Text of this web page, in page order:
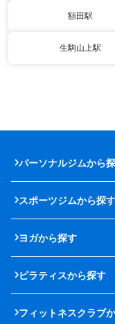
額田駅
生駒山上駅
パーソナルジムから
スポーツジムから探す
ヨガから探す
ピラティスから探す
フィットネスクラブ